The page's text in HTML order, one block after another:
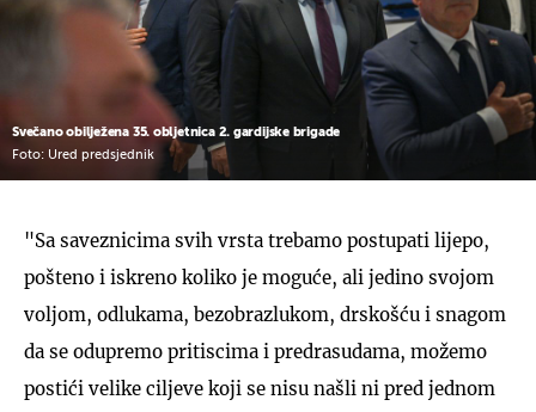
Svečano obilježena 35. obljetnica 2. gardijske brigade
Foto: Ured predsjednik
"Sa saveznicima svih vrsta trebamo postupati lijepo,
pošteno i iskreno koliko je moguće, ali jedino svojom
voljom, odlukama, bezobrazlukom, drskošću i snagom
da se odupremo pritiscima i predrasudama, možemo
postići velike ciljeve koji se nisu našli ni pred jednom